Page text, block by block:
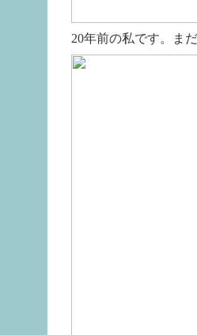
20年前の私です。ま